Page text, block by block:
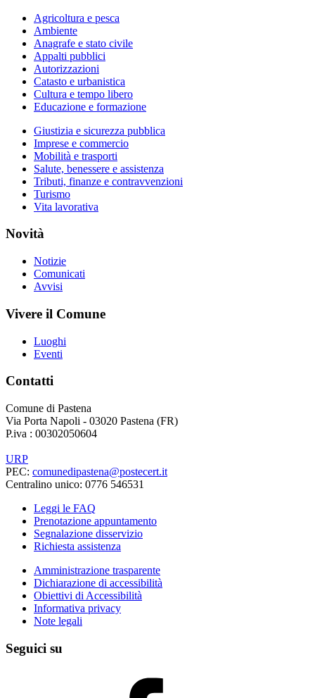
Agricoltura e pesca
Ambiente
Anagrafe e stato civile
Appalti pubblici
Autorizzazioni
Catasto e urbanistica
Cultura e tempo libero
Educazione e formazione
Giustizia e sicurezza pubblica
Imprese e commercio
Mobilità e trasporti
Salute, benessere e assistenza
Tributi, finanze e contravvenzioni
Turismo
Vita lavorativa
Novità
Notizie
Comunicati
Avvisi
Vivere il Comune
Luoghi
Eventi
Contatti
Comune di Pastena
Via Porta Napoli - 03020 Pastena (FR)
P.iva : 00302050604
URP
PEC: comunedipastena@postecert.it
Centralino unico: 0776 546531
Leggi le FAQ
Prenotazione appuntamento
Segnalazione disservizio
Richiesta assistenza
Amministrazione trasparente
Dichiarazione di accessibilità
Obiettivi di Accessibilità
Informativa privacy
Note legali
Seguici su